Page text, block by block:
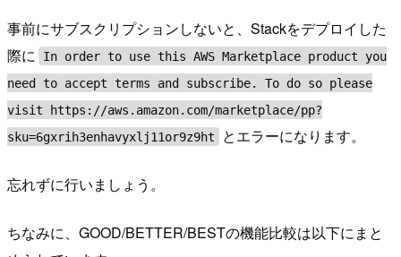
事前にサブスクリプションしないと、Stackをデプロイした
際に
In order to use this AWS Marketplace product you
need to accept terms and subscribe. To do so please
visit https://aws.amazon.com/marketplace/pp?
sku=6gxrih3enhavyxlj11or9z9ht
とエラーになります。
忘れずに行いましょう。
ちなみに、GOOD/BETTER/BESTの機能比較は以下にまと